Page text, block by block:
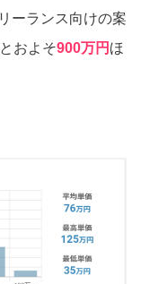
ーランス向けの案
およそ900万円 ほ